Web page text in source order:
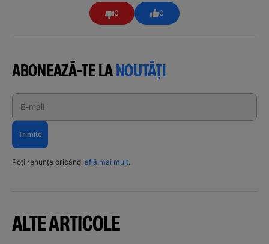
0 0
ABONEAZĂ-TE LANOUTĂȚI
E-mail
Trimite
Poți renunța oricând, află mai mult.
ALTE ARTICOLE